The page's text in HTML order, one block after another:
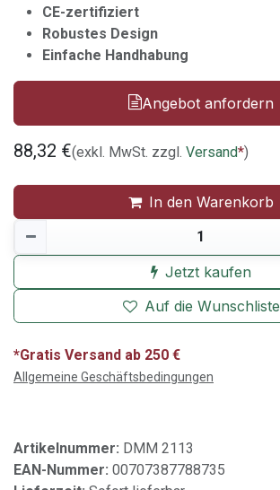
CE-zertifiziert
Robustes Design
Einfache Handhabung
Angebot anfordern
88,32 €(exkl. MwSt. zzgl. Versand*)
In den Warenkorb
Jetzt kaufen
Auf die Wunschliste
*Gratis Versand ab 250 €
Allgemeine Geschäftsbedingungen
Artikelnummer: DMM 2113
EAN-Nummer: 00707387788735